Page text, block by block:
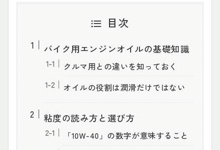
目次
バイク用エンジンオイルの基礎知識
クルマ用との違いを知っておく
オイルの役割は潤滑だけではない
粘度の読み方と選び方
「10W-40」の数字が意味すること